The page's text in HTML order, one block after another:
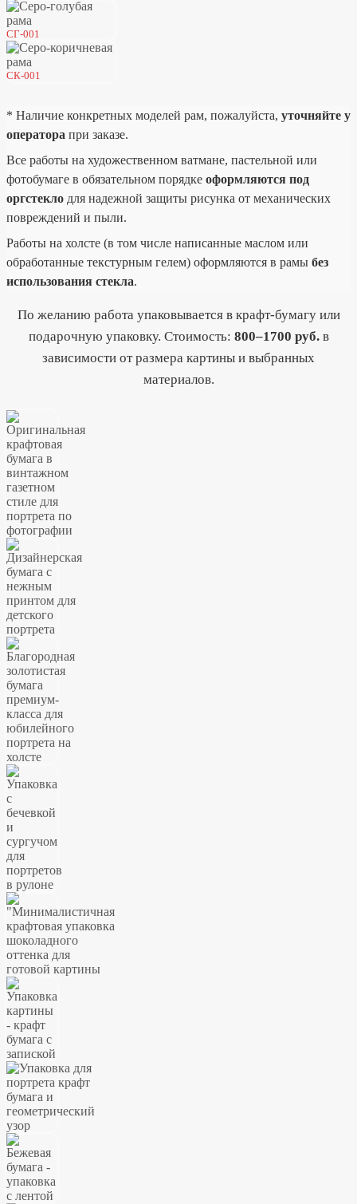
СГ-001
СК-001
* Наличие конкретных моделей рам, пожалуйста, уточняйте у
оператора при заказе.
Все работы на художественном ватмане, пастельной или
фотобумаге в обязательном порядке оформляются под
оргстекло для надежной защиты рисунка от механических
повреждений и пыли.
Работы на холсте (в том числе написанные маслом или
обработанные текстурным гелем) оформляются в рамы без
использования стекла.
По желанию работа упаковывается в крафт-бумагу или
подарочную упаковку. Стоимость: 800–1700 руб.в
зависимости от размера картины и выбранных
материалов.